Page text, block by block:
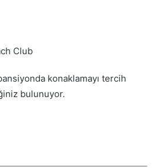
Club
konaklamayı tercih
bulunuyor.